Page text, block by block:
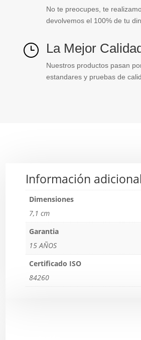
No te preocupes, te
devolvemos el 100% de tu
} La Mejor
Nuestros productos pasan
estandares y pruebas de
Información adicional
Dimensiones
7,1 cm
Garantia
15 AÑOS
Certificado ISO
84260